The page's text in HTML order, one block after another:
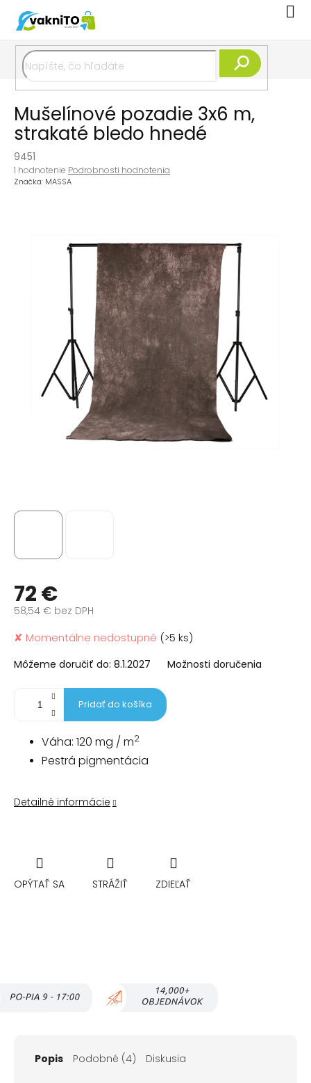
obsah
Mušelínové pozadie 3x6 m,
strakaté bledo hnedé
9451
Priemerné
hodnotenie
1 hodnotenie Podrobnosti hodnotenia
Značka: MASSA
72 €
58,54 € bez DPH
Jednotková
cena:
✘ Momentálne nedostupné (>5 ks)
Môžeme doručiť do: 8.1.2027 Možnosti doručenia
Pridať do košíka
Váha: 120 mg / m2
Pestrá pigmentácia
Detailné informácie
OPÝTAŤ SA STRÁŽIŤ ZDIEĽAŤ
Popis Podobné (4) Diskusia